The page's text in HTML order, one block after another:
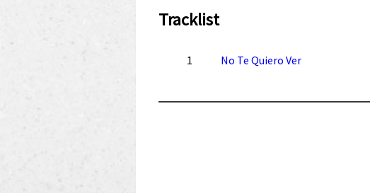
Tracklist
1 No Te Quiero Ver